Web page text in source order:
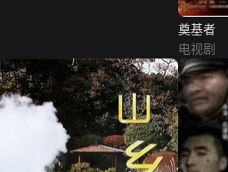
奠基者
电视剧